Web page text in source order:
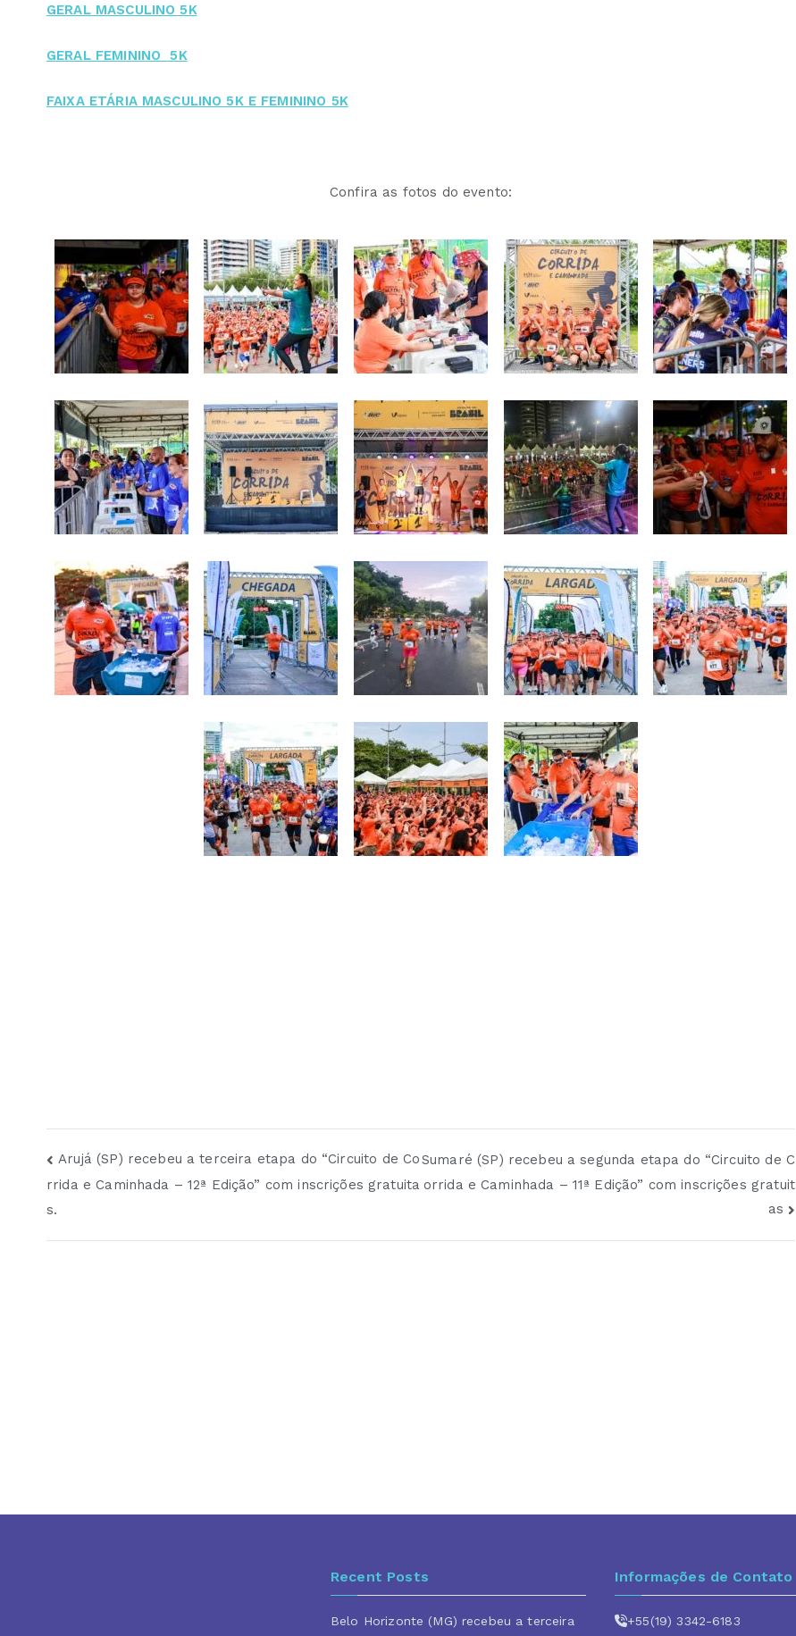
GERAL MASCULINO 5K
GERAL FEMININO 5K
FAIXA ETÁRIA MASCULINO 5K E FEMININO 5K
Confira as fotos do evento:
Navegação
de
Post
Arujá (SP) recebeu a terceira etapa do “Circuito de Co
rrida e Caminhada – 12ª Edição” com inscrições gratuita
s.
Sumaré (SP) recebeu a segunda etapa do “Circuito de C
orrida e Caminhada – 11ª Edição” com inscrições gratuit
as
Recent Posts
Belo Horizonte (MG) recebeu a terceira
Informações de Contato
+55(19) 3342-6183